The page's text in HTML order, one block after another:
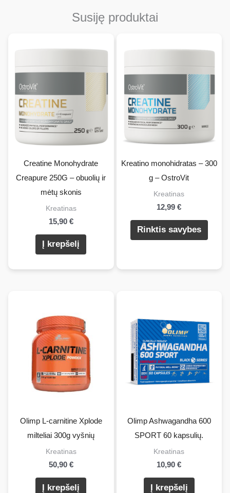
Susiję produktai
Creatine Monohydrate
Creapure 250G – obuolių ir
mėtų skonis
Kreatinas
15,90 €
Į krepšelį
Kreatino monohidratas – 300
g – OstroVit
Kreatinas
12,99€
Rinktis savybes
Šis
atlikti
Olimp L-carnitine Xplode
milteliai 300g vyšnių
Kreatinas
50,90 €
Į krepšelį
Olimp Ashwagandha 600
SPORT 60 kapsulių.
Kreatinas
10,90€
Į krepšelį